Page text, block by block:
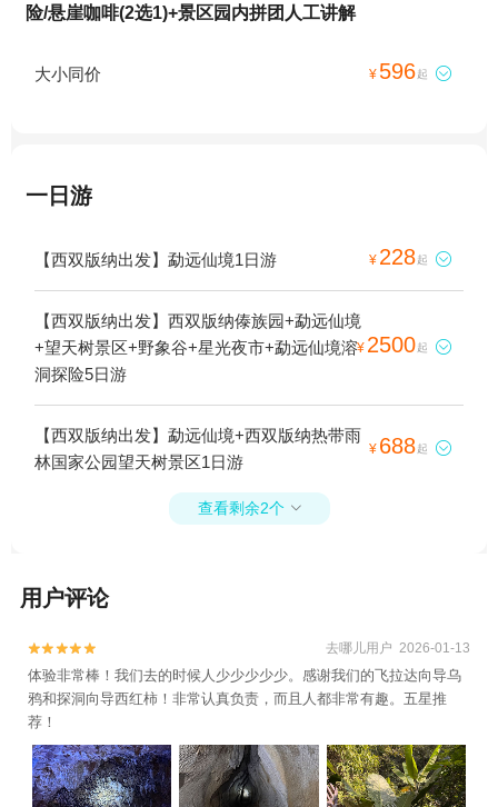
险/悬崖咖啡(2选1)+景区园内拼团人工讲解
大小同价 ¥ 596起 
一日游
【西双版纳出发】勐远仙境1日游 ¥ 228起 
【西双版纳出发】西双版纳傣族园+勐远仙境
+望天树景区+野象谷+星光夜市+勐远仙境溶
洞探险5日游
¥ 2500起 
【西双版纳出发】勐远仙境+西双版纳热带雨
林国家公园望天树景区1日游
¥ 688起 
查看剩余2个 
用户评论

 去哪儿用户 2026-01-13
体验非常棒！我们去的时候人少少少少少。感谢我们的飞拉达向导乌
鸦和探洞向导西红柿！非常认真负责，而且人都非常有趣。五星推
荐！